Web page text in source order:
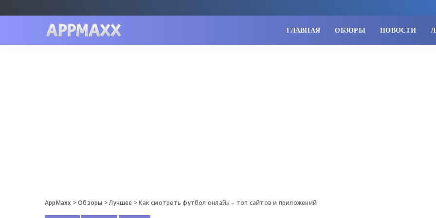
ГЛАВНАЯ ОБЗОРЫ НОВОСТИ
AppMaxx >Обзоры >Лучшее >Как смотреть футбол онлайн – топ сайтов и приложений